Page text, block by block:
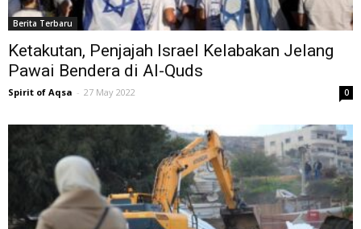
Berita Terbaru
Ketakutan, Penjajah Israel Kelabakan Jelang
Pawai Bendera di Al-Quds
Spirit of Aqsa - 27 May 2022 0